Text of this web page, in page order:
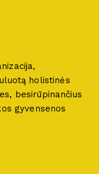
holistinės
besirūpinančius
gyvensenos